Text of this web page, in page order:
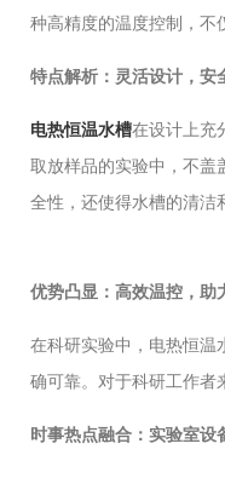
种高精度的温度控制，不
特点解析：灵活设计，安
电热恒温水槽在设计上充
取放样品的实验中，不盖
全性，还使得水槽的清洁
优势凸显：高效温控，助
在科研实验中，电热恒温
确可靠。对于科研工作者
时事热点融合：实验室设